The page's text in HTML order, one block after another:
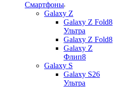
Смартфоны
Galaxy Z
Galaxy Z Fold8
Ультра
Galaxy Z Fold8
Galaxy Z
Флип8
Galaxy S
Galaxy S26
Ультра